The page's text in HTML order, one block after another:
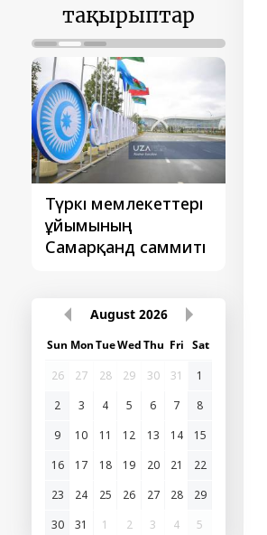
тақырыптар
Түркі мемлекеттері
ұйымының
Самарқанд саммиті
August 2026
Sun MonTueWedThu Fri Sat
26
27 28 29 30 31
1
2
3 4 5 6 7
8
9
10 11 12 13 14
15
16
17 18 19 20 21
22
23
24 25 26 27 28
29
30
31 1 2 3 4 5